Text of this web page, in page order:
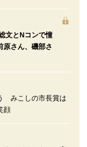
文とNコンで憧
さん、磯部さ
みこしの市長賞は
顔